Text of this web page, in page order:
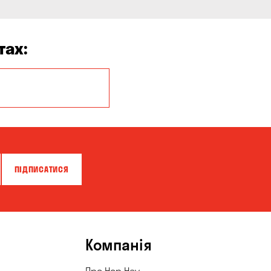
Біла Церква
Горішні Плавні
ПІДПИСАТИСЯ
Компанія